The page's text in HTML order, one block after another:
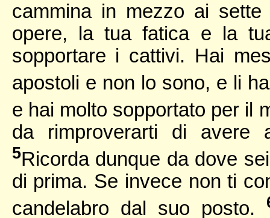
cammina in mezzo ai sette
opere, la tua fatica e la
sopportare i cattivi. Hai
apostoli e non lo sono, e li
e hai molto sopportato per il
da rimproverarti di avere
5Ricorda dunque da dove
di prima. Se invece non ti
candelabro dal suo posto.